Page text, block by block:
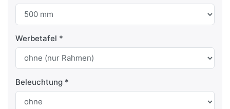
Werbetafel
Beleuchtung